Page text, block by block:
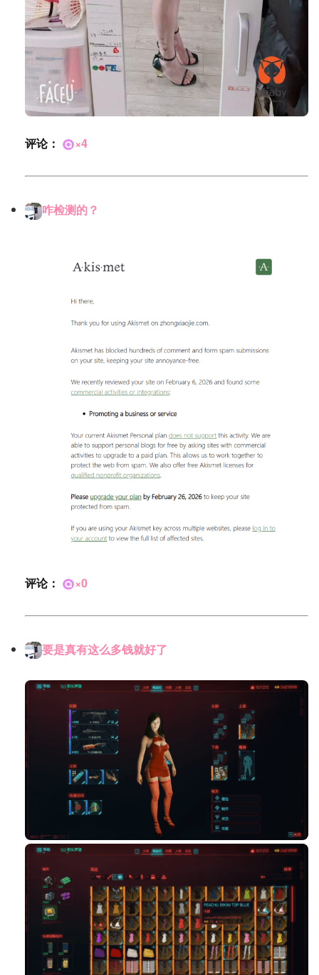
评论： ×4
咋检测的？
评论： ×0
要是真有这么多钱就好了